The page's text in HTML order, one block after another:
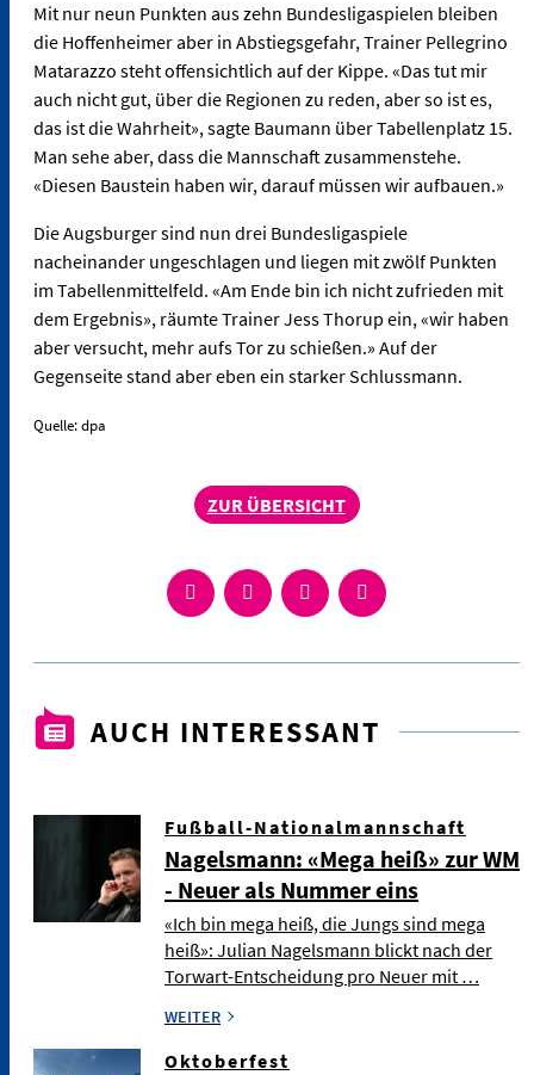
Mit nur neun Punkten aus zehn Bundesligaspielen bleiben
die Hoffenheimer aber in Abstiegsgefahr, Trainer Pellegrino
Matarazzo steht offensichtlich auf der Kippe. «Das tut mir
auch nicht gut, über die Regionen zu reden, aber so ist es,
das ist die Wahrheit», sagte Baumann über Tabellenplatz 15.
Man sehe aber, dass die Mannschaft zusammenstehe.
«Diesen Baustein haben wir, darauf müssen wir aufbauen.»
Die Augsburger sind nun drei Bundesligaspiele
nacheinander ungeschlagen und liegen mit zwölf Punkten
im Tabellenmittelfeld. «Am Ende bin ich nicht zufrieden mit
dem Ergebnis», räumte Trainer Jess Thorup ein, «wir haben
aber versucht, mehr aufs Tor zu schießen.» Auf der
Gegenseite stand aber eben ein starker Schlussmann.
Quelle: dpa
ZUR ÜBERSICHT
AUCH INTERESSANT
Fußball-Nationalmannschaft
Nagelsmann: «Mega heiß» zur WM
- Neuer als Nummer eins
«Ich bin mega heiß, die Jungs sind mega
heiß»: Julian Nagelsmann blickt nach der
Torwart-Entscheidung pro Neuer mit …
WEITER
Oktoberfest